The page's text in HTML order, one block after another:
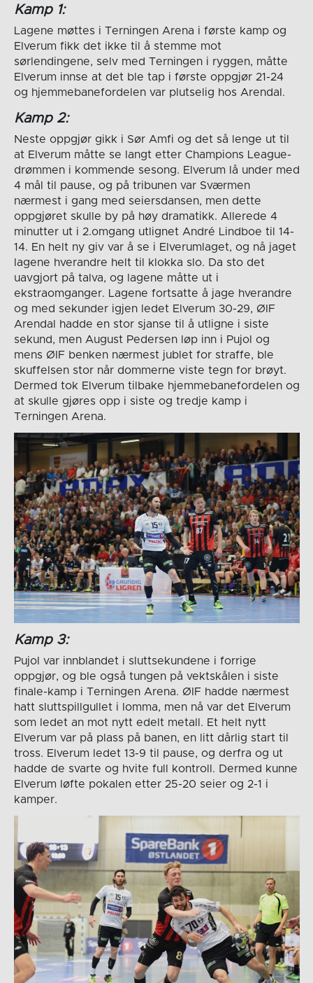
Kamp 1:
Lagene møttes i Terningen Arena i første kamp og
Elverum fikk det ikke til å stemme mot
sørlendingene, selv med Terningen i ryggen, måtte
Elverum innse at det ble tap i første oppgjør 21-24
og hjemmebanefordelen var plutselig hos Arendal.
Kamp 2:
Neste oppgjør gikk i Sør Amfi og det så lenge ut til
at Elverum måtte se langt etter Champions League-
drømmen i kommende sesong. Elverum lå under med
4 mål til pause, og på tribunen var Sværmen
nærmest i gang med seiersdansen, men dette
oppgjøret skulle by på høy dramatikk. Allerede 4
minutter ut i 2.omgang utlignet André Lindboe til 14-
14. En helt ny giv var å se i Elverumlaget, og nå jaget
lagene hverandre helt til klokka slo. Da sto det
uavgjort på talva, og lagene måtte ut i
ekstraomganger. Lagene fortsatte å jage hverandre
og med sekunder igjen ledet Elverum 30-29, ØIF
Arendal hadde en stor sjanse til å utligne i siste
sekund, men August Pedersen løp inn i Pujol og
mens ØIF benken nærmest jublet for straffe, ble
skuffelsen stor når dommerne viste tegn for brøyt.
Dermed tok Elverum tilbake hjemmebanefordelen og
at skulle gjøres opp i siste og tredje kamp i
Terningen Arena.
Kamp 3:
Pujol var innblandet i sluttsekundene i forrige
oppgjør, og ble også tungen på vektskålen i siste
finale-kamp i Terningen Arena. ØIF hadde nærmest
hatt sluttspillgullet i lomma, men nå var det Elverum
som ledet an mot nytt edelt metall. Et helt nytt
Elverum var på plass på banen, en litt dårlig start til
tross. Elverum ledet 13-9 til pause, og derfra og ut
hadde de svarte og hvite full kontroll. Dermed kunne
Elverum løfte pokalen etter 25-20 seier og 2-1 i
kamper.